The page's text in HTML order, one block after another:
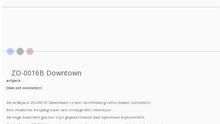
ZO-0016B Downtown
artjack
Overzet zonnebril
De Art&Jack ZO-0016 Downtown is een rechthoekig retro model zonnebril.
Een moderne knipoog naar een vintage 80s montuur.
De hoge kwaliteit glazen zijn gepolariseerd voor optimaal kijkcomfort.